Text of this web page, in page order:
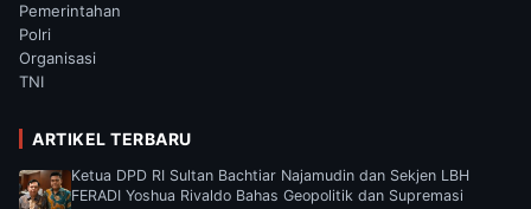
Pemerintahan
Polri
Organisasi
TNI
ARTIKEL TERBARU
Ketua DPD RI Sultan Bachtiar Najamudin dan Sekjen LBH
FERADI Yoshua Rivaldo Bahas Geopolitik dan Supremasi